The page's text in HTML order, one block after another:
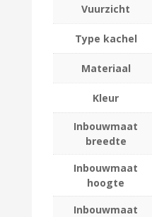
Vuurzicht
Type kachel
Materiaal
Kleur
Inbouwmaat
breedte
Inbouwmaat
hoogte
Inbouwmaat